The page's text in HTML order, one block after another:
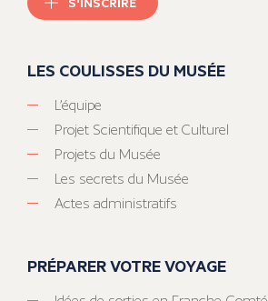
LES COULISSES DU MUSÉE
L’équipe
Projet Scientifique et Culturel
Projets du Musée
Les secrets du Musée
Actes administratifs
PRÉPARER VOTRE VOYAGE